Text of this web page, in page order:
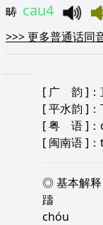
畴 cau4
>>>更多普通话同
[ 广 韵 ]：
[平水韵 ]：
[粤 语]
[ 闽南语]
◎ 基本解释
躊
chóu